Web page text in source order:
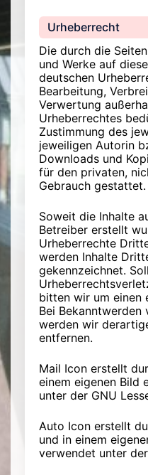
Urheberrecht
Die durch die
und Werke auf
deutschen
Bearbeitung,
Verwertung
Urheberrechtes
Zustimmung des
jeweiligen Autorin
Downloads und
für den privaten,
Gebrauch gestattet.
Soweit die Inhalte
Betreiber erstellt
Urheberrechte
werden Inhalte
gekennzeichnet.
bitten wir um einen
Bei Bekanntwerden
werden wir
entfernen.
Mail Icon erstellt
einem eigenen Bild
unter der GNU
Auto Icon erstellt
und in einem
verwendet unter der